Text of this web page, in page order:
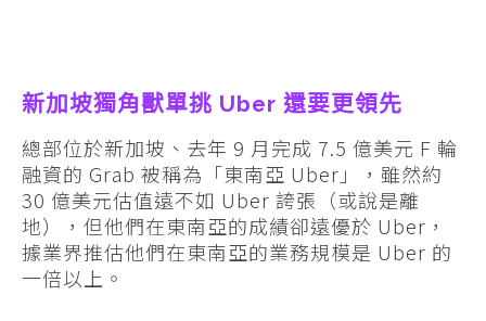
新加坡獨角獸單挑 Uber 還要更領先
總部位於新加坡、去年 9 月完成 7.5 億美元 F 輪
融資的 Grab 被稱為「東南亞 Uber」，雖然約
30 億美元估值遠不如 Uber 誇張（或說是離
地），但他們在東南亞的成績卻遠優於 Uber，
據業界推估他們在東南亞的業務規模是 Uber 的
一倍以上。